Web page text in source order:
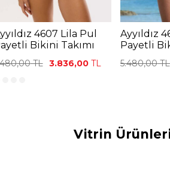
4607 Lila Pul
Bikini Takımı
TL 3.836,00TL
Ayyıldız
Payetli
5.480,00TL
Vitrin